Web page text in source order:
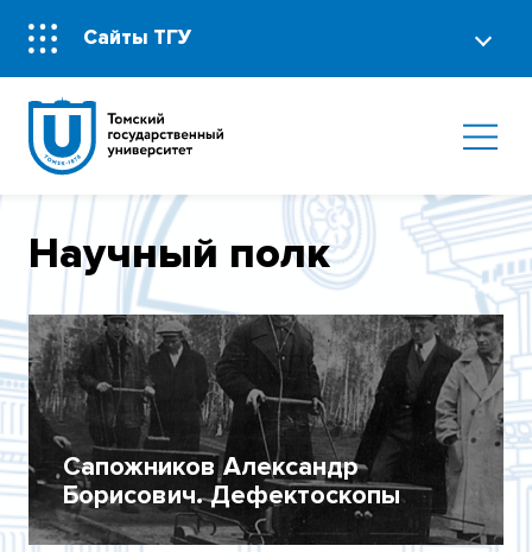
Сайты ТГУ
Научный полк
Сапожников Александр
Борисович. Дефектоскопы